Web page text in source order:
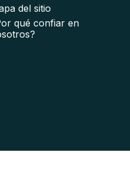
del sitio
qué confiar en